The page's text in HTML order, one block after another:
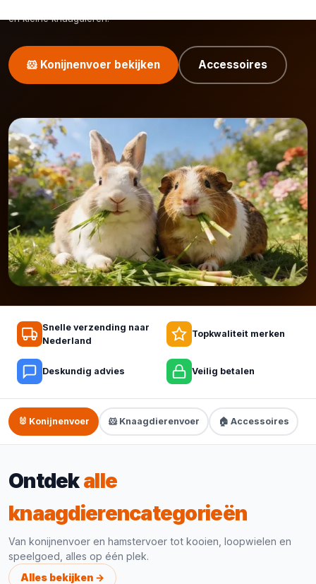
en kleine knaagdieren.
🐹 Konijnenvoer bekijken Accessoires
Snelle verzending naar
Nederland
Topkwaliteit merken
Deskundig advies Veilig betalen
🐰 Konijnenvoer 🐹 Knaagdierenvoer 🏠 Accessoires
Ontdekalle
knaagdierencategorieën
Van konijnenvoer en hamstervoer tot kooien, loopwielen en
speelgoed, alles op één plek.
Alles bekijken →